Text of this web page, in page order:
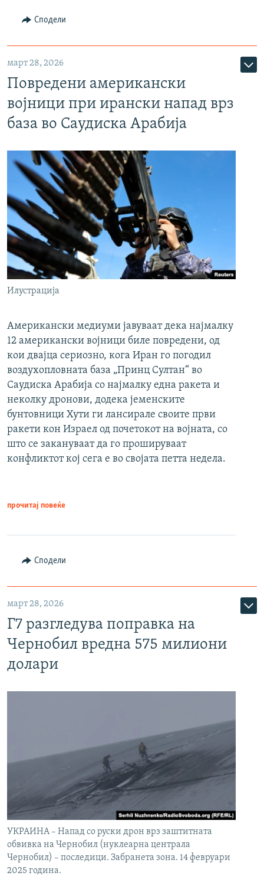
Сподели
март 28, 2026
Повредени американски
војници при ирански напад врз
база во Саудиска Арабија
Илустрација
Американски медиуми јавуваат дека најмалку
12 американски војници биле повредени, од
кои двајца сериозно, кога Иран го погодил
воздухопловната база „Принц Султан“ во
Саудиска Арабија со најмалку една ракета и
неколку дронови, додека јеменските
бунтовници Хути ги лансирале своите први
ракети кон Израел од почетокот на војната, со
што се закануваат да го прошируваат
конфликтот кој сега е во својата петта недела.
прочитај повеќе
Сподели
март 28, 2026
Г7 разгледува поправка на
Чернобил вредна 575 милиони
долари
УКРАИНА – Напад со руски дрон врз заштитната
обвивка на Чернобил (нуклеарна централа
Чернобил) – последици. Забранета зона. 14 февруари
2025 година.